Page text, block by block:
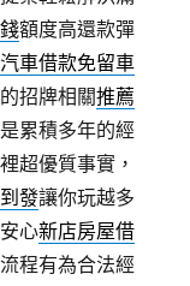
額度高還款彈
汽車借款免留車
招牌相關推薦
累積多年的經
超優質事實，
發讓你玩越多
心新店房屋借
程有為合法經